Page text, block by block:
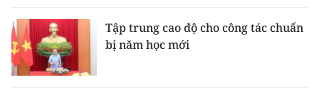
Tập trung cao độ cho công tác chuẩn
bị năm học mới